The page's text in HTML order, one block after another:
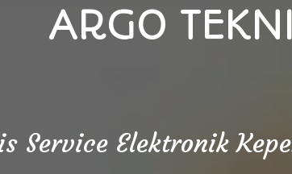
ARGO
Service Elektronik